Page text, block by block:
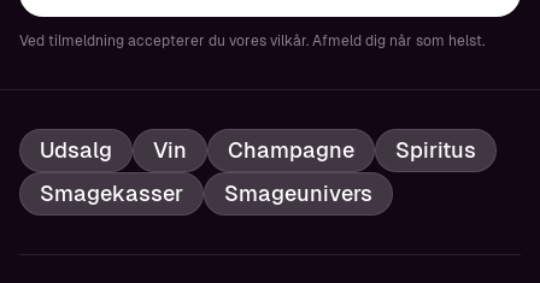
Ved tilmeldning accepterer du vores vilkår. Afmeld dig når som helst.
Udsalg Vin Champagne
Spiritus
Smagekasser
Smageunivers